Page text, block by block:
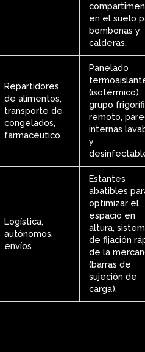
en el suelo
bombonas y
calderas.
Repartidores
de alimentos,
transporte de
congelados,
farmacéutico
Panelado
(isotérmico),
grupo
remoto,
internas
y
Logística,
autónomos,
envíos
Estantes
abatibles
optimizar el
espacio en
altura,
de fijación
de la
(barras de
sujeción de
carga).